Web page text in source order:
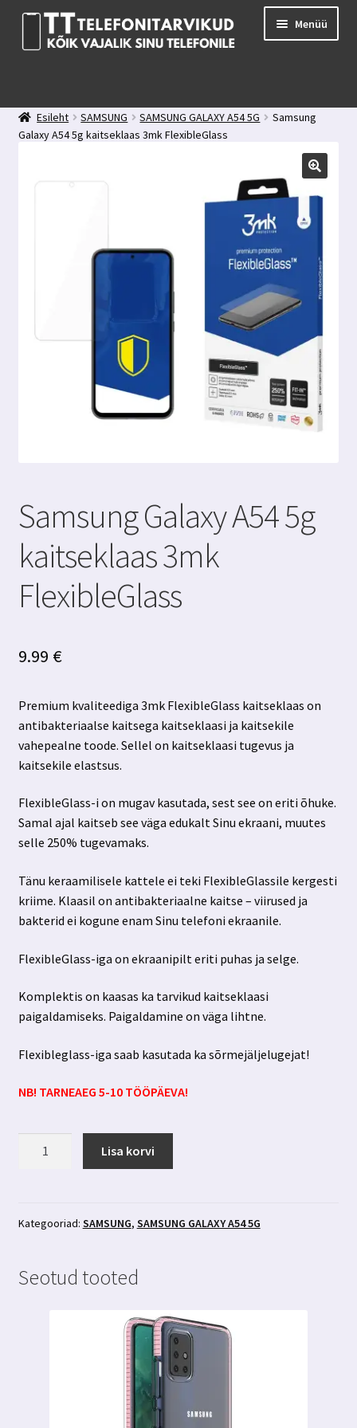
Liigu
navigeerimisele
Liigu
juurde
Menüü
Minu konto
Esileht SAMSUNG SAMSUNG GALAXY A54 5G
Samsung
Galaxy A54 5g kaitseklaas 3mk FlexibleGlass
Samsung Galaxy A54 5g
kaitseklaas 3mk
FlexibleGlass
9.99 €
Premium kvaliteediga 3mk FlexibleGlass kaitseklaas on
antibakteriaalse kaitsega kaitseklaasi ja kaitsekile
vahepealne toode. Sellel on kaitseklaasi tugevus ja
kaitsekile elastsus.
FlexibleGlass-i on mugav kasutada, sest see on eriti õhuke.
Samal ajal kaitseb see väga edukalt Sinu ekraani, muutes
selle 250% tugevamaks.
Tänu keraamilisele kattele ei teki FlexibleGlassile kergesti
kriime. Klaasil on antibakteriaalne kaitse – viirused ja
bakterid ei kogune enam Sinu telefoni ekraanile.
FlexibleGlass-iga on ekraanipilt eriti puhas ja selge.
Komplektis on kaasas ka tarvikud kaitseklaasi
paigaldamiseks. Paigaldamine on väga lihtne.
Flexibleglass-iga saab kasutada ka sõrmejäljelugejat!
NB! TARNEAEG 5-10 TÖÖPÄEVA!
kaitseklaas
kogus
Lisa korvi
Kategooriad: SAMSUNG, SAMSUNG GALAXY A54 5G
Seotud tooted